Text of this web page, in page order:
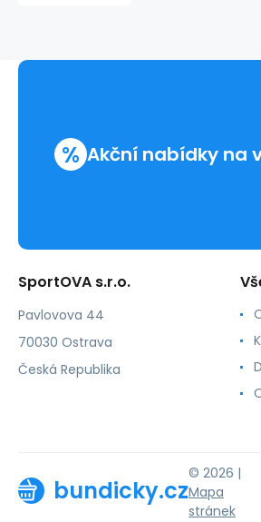
Wool
% Akční nabídky na
SportOVA s.r.o.
Pavlovova 44
70030 Ostrava
Česká Republika
bundicky.cz
© 2026 |
Mapa
stránek